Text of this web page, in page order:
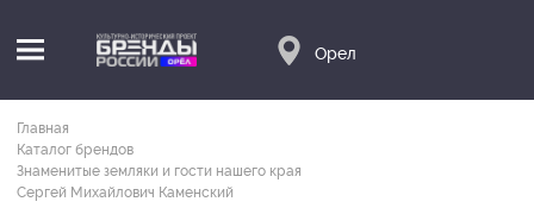
Орел
Главная
Каталог брендов
Знаменитые земляки и гости нашего края
Сергей Михайлович Каменский